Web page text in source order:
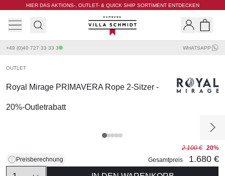
HIER DAS AKTIONS-, OUTLET- & QUICK SHIP SORTIMENT ENTDECKEN
Villa Schmidt
+49 (0)40 727 33 33 3 WHATSAPP
OUTLET
Royal Mirage PRIMAVERA Rope 2-Sitzer -
20%-Outletrabatt
Preisberechnung
2.100 € 20%
Gesamtpreis
1.680 €
Quantity